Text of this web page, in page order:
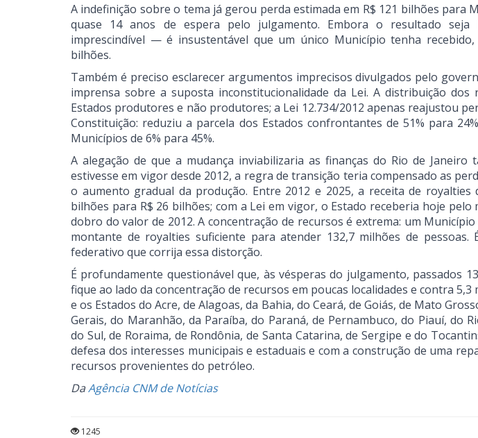
A indefinição sobre o tema já gerou perda estimada em R$ 121 bilhões para
quase 14 anos de espera pelo julgamento. Embora o resultado seja
imprescindível — é insustentável que um único Município tenha
bilhões.
Também é preciso esclarecer argumentos imprecisos divulgados pelo
imprensa sobre a suposta inconstitucionalidade da Lei. A distribuição
Estados produtores e não produtores; a Lei 12.734/2012 apenas reajustou
Constituição: reduziu a parcela dos Estados confrontantes de 51% para
Municípios de 6% para 45%.
A alegação de que a mudança inviabilizaria as finanças do Rio de Janeiro
estivesse em vigor desde 2012, a regra de transição teria compensado as
o aumento gradual da produção. Entre 2012 e 2025, a receita de royalties
bilhões para R$ 26 bilhões; com a Lei em vigor, o Estado receberia hoje
dobro do valor de 2012. A concentração de recursos é extrema: um
montante de royalties suficiente para atender 132,7 milhões de pessoas.
federativo que corrija essa distorção.
É profundamente questionável que, às vésperas do julgamento, passados
fique ao lado da concentração de recursos em poucas localidades e contra 5,3
e os Estados do Acre, de Alagoas, da Bahia, do Ceará, de Goiás, de Mato
Gerais, do Maranhão, da Paraíba, do Paraná, de Pernambuco, do Piauí, do
do Sul, de Roraima, de Rondônia, de Santa Catarina, de Sergipe e do
defesa dos interesses municipais e estaduais e com a construção de uma
recursos provenientes do petróleo.
DaAgência CNM de Notícias
1245